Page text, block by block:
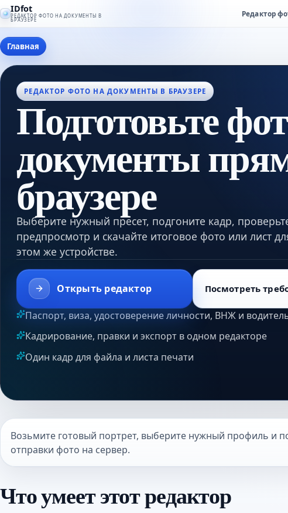
IDfot
РЕДАКТОР ФОТО НА ДОКУМЕНТЫ В
БРАУЗЕРЕ
Редактор
Главная
РЕДАКТОР ФОТО НА ДОКУМЕНТЫ В БРАУЗЕРЕ
Подготовьте
документы
браузере
Выберите нужный пресет, подгоните кадр,
предпросмотр и скачайте итоговое фото или лист
этом же устройстве.
Открыть редактор Посмотреть
Паспорт, виза, удостоверение личности, ВНЖ и
Кадрирование, правки и экспорт в одном редакторе
Один кадр для файла и листа печати
Возьмите готовый портрет, выберите нужный профиль и
отправки фото на сервер.
Что умеет этот редактор